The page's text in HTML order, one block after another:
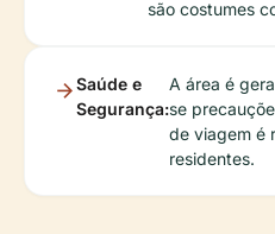
são costumes
Saúde e
Segurança:
A área é
se
de viagem é
residentes.